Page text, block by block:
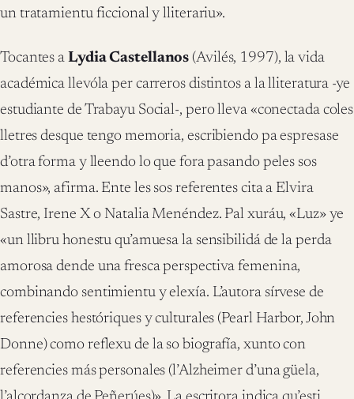
un tratamientu ficcional y lliterariu».
Tocantes a Lydia Castellanos (Avilés, 1997), la vida
académica llevóla per carreros distintos a la lliteratura -ye
estudiante de Trabayu Social-, pero lleva «conectada coles
lletres desque tengo memoria, escribiendo pa espresase
d’otra forma y lleendo lo que fora pasando peles sos
manos», afirma. Ente les sos referentes cita a Elvira
Sastre, Irene X o Natalia Menéndez. Pal xuráu, «Luz» ye
«un llibru honestu qu’amuesa la sensibilidá de la perda
amorosa dende una fresca perspectiva femenina,
combinando sentimientu y elexía. L’autora sírvese de
referencies hestóriques y culturales (Pearl Harbor, John
Donne) como reflexu de la so biografía, xunto con
referencies más personales (l’Alzheimer d’una güela,